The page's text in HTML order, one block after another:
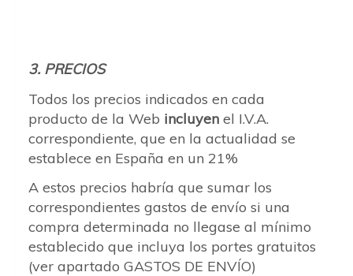
3. PRECIOS
Todos los precios indicados en cada
producto de la Web incluyen el I.V.A.
correspondiente, que en la actualidad se
establece en España en un 21%
A estos precios habría que sumar los
correspondientes gastos de envío si una
compra determinada no llegase al mínimo
establecido que incluya los portes gratuitos
(ver apartado GASTOS DE ENVÍO)